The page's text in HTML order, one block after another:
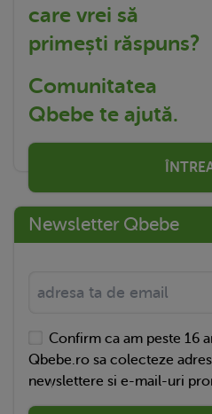
care vrei să
primești răspuns?
Comunitatea
Qbebe te ajută.
Newsletter Qbebe
Confirm ca am peste 16
Qbebe.ro sa colecteze
newslettere si e-mail-uri